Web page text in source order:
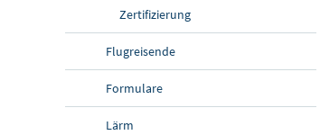
Zertifizierung
Flugreisende
Formulare
Lärm